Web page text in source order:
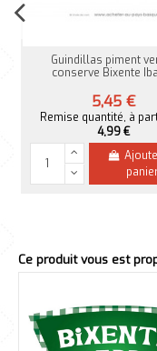
Guindillas piment
conserve Bixente
5,45 €
Remise quantité, à
4,99 €
Ce produit vous est